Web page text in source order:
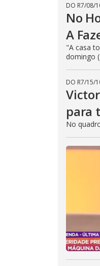
DO R7/08/
No
A
"A casa
domingo
DO R7/15/
para
No